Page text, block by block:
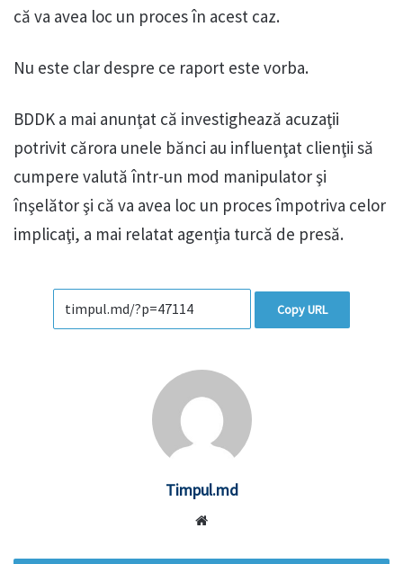
că va avea loc un proces în acest caz.
Nu este clar despre ce raport este vorba.
BDDK a mai anunţat că investighează acuzaţii
potrivit cărora unele bănci au influenţat clienţii să
cumpere valută într-un mod manipulator şi
înşelător şi că va avea loc un proces împotriva celor
implicaţi, a mai relatat agenţia turcă de presă.
Copy URL
Timpul.md